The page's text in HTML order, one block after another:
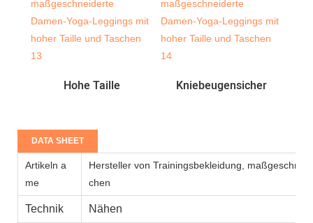
Hohe Taille Kniebeugensicher
DATA SHEET
Artikeln a
me
Hersteller von Trainingsbekleidung,
chen
Technik Nähen